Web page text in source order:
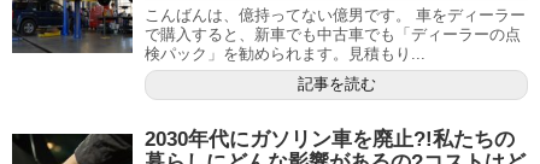
こんばんは、億持ってない億男です。 車をディーラー
で購入すると、新車でも中古車でも「ディーラーの点
検パック」を勧められます。見積もり...
記事を読む
2030年代にガソリン車を廃止?!私たちの